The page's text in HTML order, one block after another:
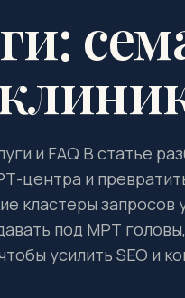
и FAQ В статье
центра и
кластеры запросов
под МРТ
усилить SEO и